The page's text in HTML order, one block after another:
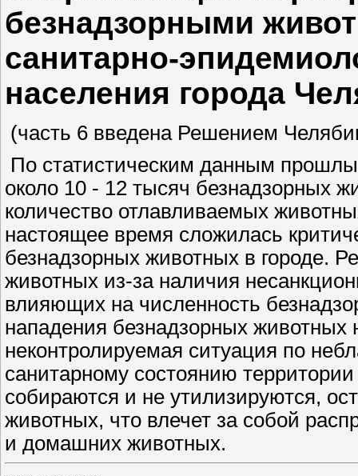
безнадзорными
санитарно-
населения города
(часть 6 введена Решением
По статистическим данным
около 10 - 12 тысяч безнадзорных
количество отлавливаемых
настоящее время сложилась
безнадзорных животных в городе.
животных из-за наличия
влияющих на численность
нападения безнадзорных животных
неконтролируемая ситуация по
санитарному состоянию
собираются и не утилизируются,
животных, что влечет за собой
и домашних животных.